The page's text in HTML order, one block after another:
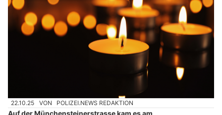
22.10.25 VON POLIZEI.NEWS REDAKTION
Auf der Münchensteinerstrasse kam es am